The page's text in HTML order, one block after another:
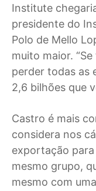
Institute
presidente do
Polo de Mello
muito maior.
perder todas as
2,6 bilhões que
Castro é mais
considera nos
exportação
mesmo grupo,
mesmo com